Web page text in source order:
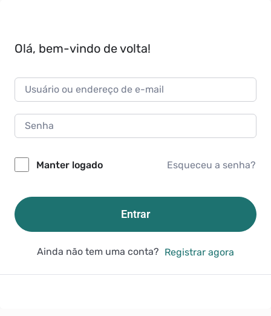
Olá, bem-vindo de volta!
Manter logado Esqueceu a senha?
Entrar
Ainda não tem uma conta? Registrar agora